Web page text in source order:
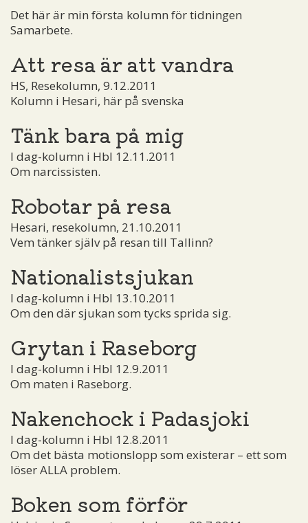
Det här är min första kolumn för tidningen
Samarbete.
Att resa är att vandra
HS, Resekolumn, 9.12.2011
Kolumn i Hesari, här på svenska
Tänk bara på mig
I dag-kolumn i Hbl 12.11.2011
Om narcissisten.
Robotar på resa
Hesari, resekolumn, 21.10.2011
Vem tänker själv på resan till Tallinn?
Nationalistsjukan
I dag-kolumn i Hbl 13.10.2011
Om den där sjukan som tycks sprida sig.
Grytan i Raseborg
I dag-kolumn i Hbl 12.9.2011
Om maten i Raseborg.
Nakenchock i Padasjoki
I dag-kolumn i Hbl 12.8.2011
Om det bästa motionslopp som existerar – ett som
löser ALLA problem.
Boken som förför